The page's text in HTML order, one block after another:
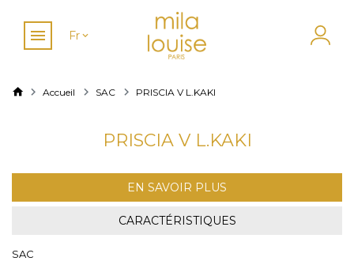
Fr
Accueil SAC PRISCIA V L.KAKI
PRISCIA V L.KAKI
EN SAVOIR PLUS
CARACTÉRISTIQUES
SAC